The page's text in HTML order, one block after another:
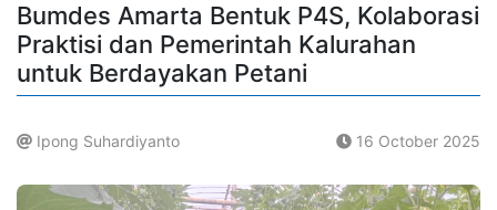
Bumdes Amarta Bentuk P4S, Kolaborasi
Praktisi dan Pemerintah Kalurahan
untuk Berdayakan Petani
Ipong Suhardiyanto 16 October 2025